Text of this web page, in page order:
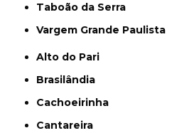
Taboão da Serra
Vargem Grande Paulista
Alto do Pari
Brasilândia
Cachoeirinha
Cantareira